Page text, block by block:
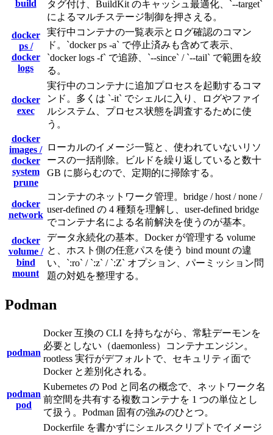
build
タグ付け、BuildKit のキャッシュ最適化、`--target`
によるマルチステージ制御を押さえる。
docker
ps /
docker
logs
実行中コンテナの一覧表示とログ確認のコマン
ド。`docker ps -a` で停止済みも含めて表示、
`docker logs -f` で追跡、`--since` / `--tail` で範囲を絞
る。
docker
exec
実行中のコンテナに追加プロセスを起動するコマ
ンド。多くは `-it` でシェルに入り、ログやファイ
ルシステム、プロセス状態を調査するために使
う。
docker
images /
docker
system
prune
ローカルのイメージ一覧と、使われていないリソ
ースの一括削除。ビルドを繰り返していると数十
GB に膨らむので、定期的に掃除する。
docker
network
コンテナのネットワーク管理。bridge / host / none /
user-defined の 4 種類を理解し、user-defined bridge
でコンテナ名による名前解決を使うのが基本。
docker
volume /
bind
mount
データ永続化の基本。Docker が管理する volume
と、ホスト側の任意パスを使う bind mount の違
い、`:ro` / `:z` / `:Z` オプション、パーミッション問
題の対処を整理する。
Podman
podman
Docker 互換の CLI を持ちながら、常駐デーモンを
必要としない（daemonless）コンテナエンジン。
rootless 実行がデフォルトで、セキュリティ面で
Docker と差別化される。
podman
pod
Kubernetes の Pod と同名の概念で、ネットワーク名
前空間を共有する複数コンテナを 1 つの単位とし
て扱う。Podman 固有の強みのひとつ。
Dockerfile を書かずにシェルスクリプトでイメージ